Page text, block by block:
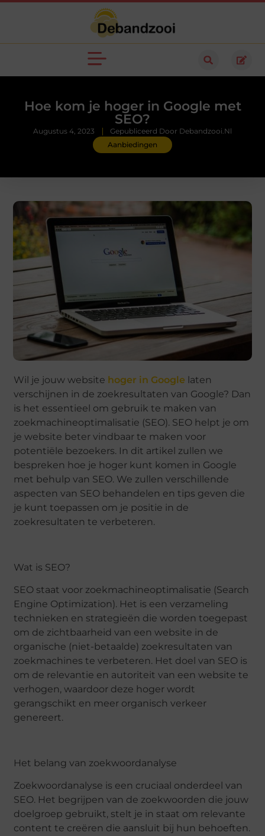
Hoe kom je hoger in Google met
SEO?
Aanbiedingen
Augustus 4, 2023 Gepubliceerd Door Debandzooi.nl
Wil je jouw website hoger in Google laten
verschijnen in de zoekresultaten van Google? Dan
is het essentieel om gebruik te maken van
zoekmachineoptimalisatie (SEO). SEO helpt je om
je website beter vindbaar te maken voor
potentiële bezoekers. In dit artikel zullen we
bespreken hoe je hoger kunt komen in Google
met behulp van SEO. We zullen verschillende
aspecten van SEO behandelen en tips geven die
je kunt toepassen om je positie in de
zoekresultaten te verbeteren.
Wat is SEO?
SEO staat voor zoekmachineoptimalisatie (Search
Engine Optimization). Het is een verzameling
technieken en strategieën die worden toegepast
om de zichtbaarheid van een website in de
organische (niet-betaalde) zoekresultaten van
zoekmachines te verbeteren. Het doel van SEO is
om de relevantie en autoriteit van een website te
verhogen, waardoor deze hoger wordt
gerangschikt en meer organisch verkeer
genereert.
Het belang van zoekwoordanalyse
Zoekwoordanalyse is een cruciaal onderdeel van
SEO. Het begrijpen van de zoekwoorden die jouw
doelgroep gebruikt, stelt je in staat om relevante
content te creëren die aansluit bij hun behoeften.